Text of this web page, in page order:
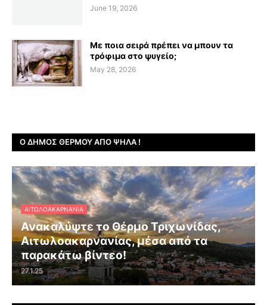
June 19, 2026
Με ποια σειρά πρέπει να μπουν τα
τρόφιμα στο ψυγείο;
May 28, 2026
Ο ΔΉΜΟΣ ΘΈΡΜΟΥ ΑΠΌ ΨΗΛΆ !
ΑΙΤΩΛΟΑΚΑΡΝΑΝΊΑ
Ανακαλύψτε το Θέρμο Τριχωνίδας,
Αιτωλοακαρνανίας, μέσα από τα
παρακάτω βίντεο!
27.1.25